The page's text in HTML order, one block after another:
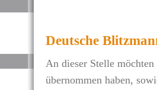
Deutsche
An dieser Stelle möchten
übernommen haben,